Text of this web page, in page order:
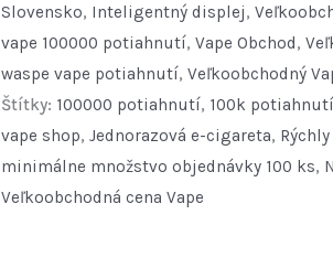
Disposable
Vape
Wholesale
Puffs
Rechargeable
Slovensko, Inteligentný displej,
vape 100000 potiahnutí, Vape Obchod,
waspe vape potiahnutí, Veľkoobchodný
Štítky: 100000 potiahnutí, 100k potiahnutí
vape shop, Jednorazová e-cigareta,
minimálne množstvo objednávky 100 ks,
Veľkoobchodná cena Vape